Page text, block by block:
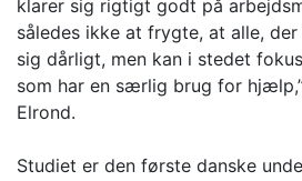
klarer sig rigtigt godt på
således ikke at frygte, at alle,
sig dårligt, men kan i stedet
som har en særlig brug for
Elrond.
Studiet er den første danske